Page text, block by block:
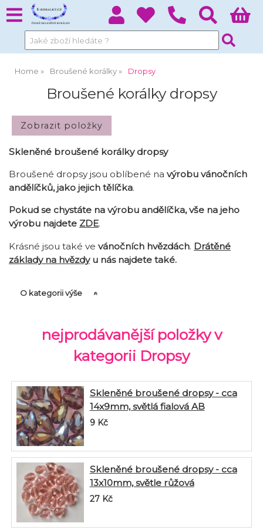
Home Broušené korálky Dropsy
Broušené korálky dropsy
Skleněné broušené korálky dropsy
Broušené dropsy jsou oblíbené na výrobu vánočních
andělíčků, jako jejich tělíčka.
Pokud se chystáte na výrobu andělíčka, vše na jeho
výrobu najdete ZDE.
Krásné jsou také ve vánočních hvězdách. Drátěné
základy na hvězdyu nás najdete také.
O kategorii výše
nejprodávanější položky v
kategorii Dropsy
Skleněné broušené dropsy - cca
14x9mm, světlá fialová AB
9 Kč
Skleněné broušené dropsy - cca
13x10mm, světle růžová
27 Kč